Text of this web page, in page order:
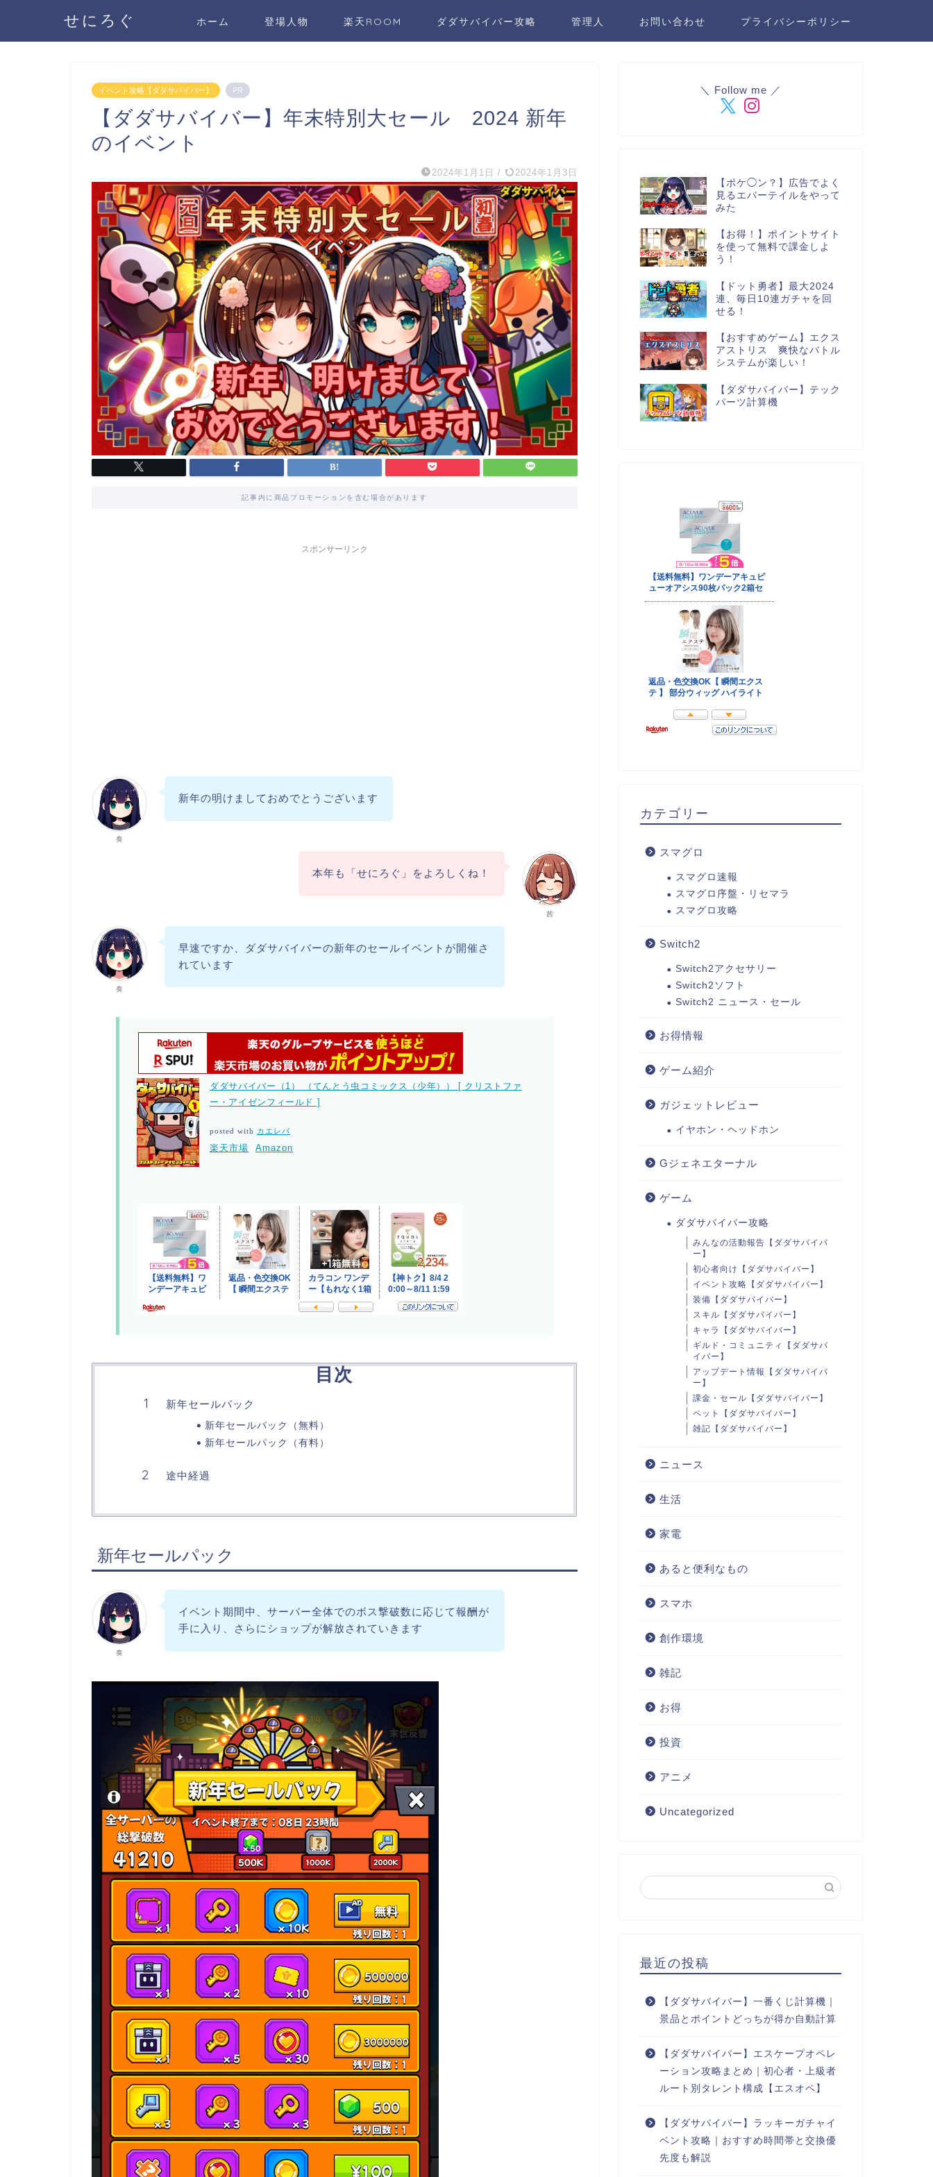
せにろぐ ホーム 登場人物 楽天ROOM ダダサバイバー攻略 管理人 お問い合わせ プライバシーポリシー
イベント攻略【ダダサバイバー】 PR
【ダダサバイバー】年末特別大セール 2024 新年
のイベント
2024年1月1日 / 2024年1月3日
記事内に商品プロモーションを含む場合があります
スポンサーリンク
奏
新年の明けましておめでとうございます
茜
本年も「せにろぐ」をよろしくね！
奏
早速ですか、ダダサバイバーの新年のセールイベントが開催さ
れています
ダダサバイバー（1） （てんとう虫コミックス（少年）） [ クリストファ
ー・アイゼンフィールド ]
posted with カエレバ
楽天市場 Amazon
目次
新年セールパック
新年セールパック（無料）
新年セールパック（有料）
途中経過
新年セールパック
奏
イベント期間中、サーバー全体でのボス撃破数に応じて報酬が
手に入り、さらにショップが解放されていきます
＼ Follow me ／
【ポケ◯ン？】広告でよく
見るエバーテイルをやって
みた
【お得！】ポイントサイト
を使って無料で課金しよ
う！
【ドット勇者】最大2024
連、毎日10連ガチャを回
せる！
【おすすめゲーム】エクス
アストリス 爽快なバトル
システムが楽しい！
【ダダサバイバー】テック
パーツ計算機
カテゴリー
スマグロ
スマグロ速報
スマグロ序盤・リセマラ
スマグロ攻略
Switch2
Switch2アクセサリー
Switch2ソフト
Switch2 ニュース・セール
お得情報
ゲーム紹介
ガジェットレビュー
イヤホン・ヘッドホン
Gジェネエターナル
ゲーム
ダダサバイバー攻略
みんなの活動報告【ダダサバイバ
ー】
初心者向け【ダダサバイバー】
イベント攻略【ダダサバイバー】
装備【ダダサバイバー】
スキル【ダダサバイバー】
キャラ【ダダサバイバー】
ギルド・コミュニティ【ダダサバ
イバー】
アップデート情報【ダダサバイバ
ー】
課金・セール【ダダサバイバー】
ペット【ダダサバイバー】
雑記【ダダサバイバー】
ニュース
生活
家電
あると便利なもの
スマホ
創作環境
雑記
お得
投資
アニメ
Uncategorized
最近の投稿
【ダダサバイバー】一番くじ計算機｜
景品とポイントどっちが得か自動計算
【ダダサバイバー】エスケープオペレ
ーション攻略まとめ｜初心者・上級者
ルート別タレント構成【エスオペ】
【ダダサバイバー】ラッキーガチャイ
ベント攻略｜おすすめ時間帯と交換優
先度も解説